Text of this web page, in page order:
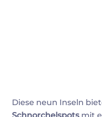
Diese neun Inseln
Schnorchelspotsmit